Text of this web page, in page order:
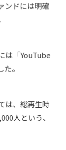
ンドには明確
は「YouTube
。
は、総再生時
人という、